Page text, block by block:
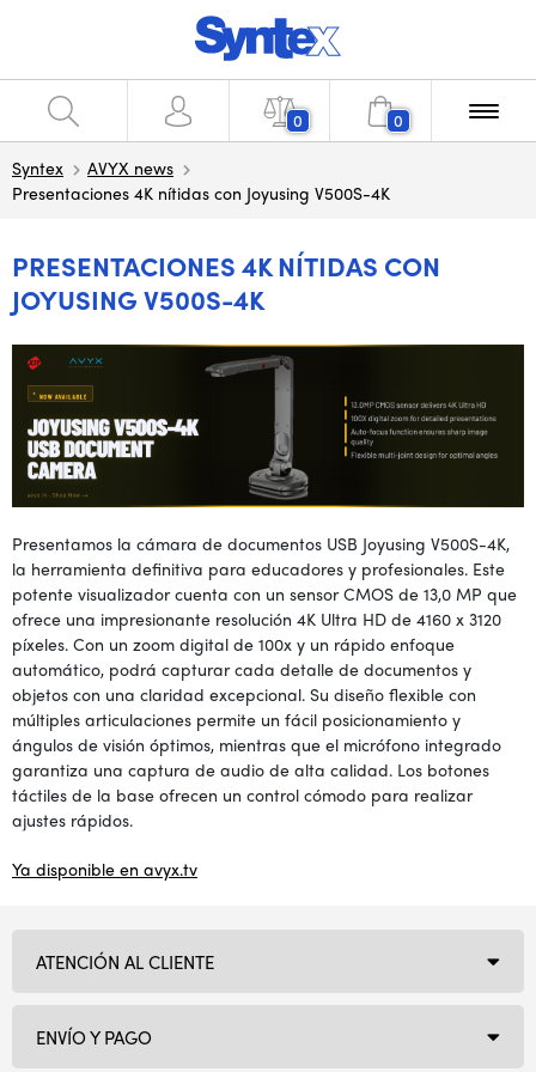
0 0
Syntex
AVYX news
Presentaciones 4K nítidas con Joyusing V500S-4K
PRESENTACIONES 4K NÍTIDAS CON
JOYUSING V500S-4K
Presentamos la cámara de documentos USB Joyusing V500S-4K,
la herramienta definitiva para educadores y profesionales. Este
potente visualizador cuenta con un sensor CMOS de 13,0 MP que
ofrece una impresionante resolución 4K Ultra HD de 4160 x 3120
píxeles. Con un zoom digital de 100x y un rápido enfoque
automático, podrá capturar cada detalle de documentos y
objetos con una claridad excepcional. Su diseño flexible con
múltiples articulaciones permite un fácil posicionamiento y
ángulos de visión óptimos, mientras que el micrófono integrado
garantiza una captura de audio de alta calidad. Los botones
táctiles de la base ofrecen un control cómodo para realizar
ajustes rápidos.
Ya disponible en avyx.tv
ATENCIÓN AL CLIENTE
ENVÍO Y PAGO